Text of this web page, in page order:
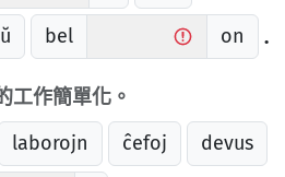
bel on .
工作簡單化。
laborojn ĉefoj devus